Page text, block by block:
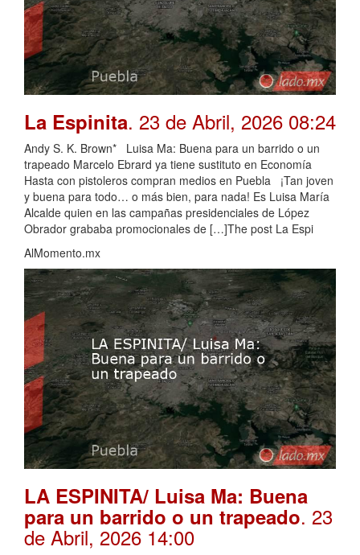
La Espinita. 23 de Abril, 2026 08:24
Andy S. K. Brown* Luisa Ma: Buena para un barrido o un
trapeado Marcelo Ebrard ya tiene sustituto en Economía
Hasta con pistoleros compran medios en Puebla ¡Tan joven
y buena para todo… o más bien, para nada! Es Luisa María
Alcalde quien en las campañas presidenciales de López
Obrador grababa promocionales de […]The post La Espi
AlMomento.mx
LA ESPINITA/ Luisa Ma: Buena
para un barrido o un trapeado. 23
de Abril, 2026 14:00